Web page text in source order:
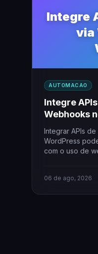
Integre
via
AUTOMACAO
Integre
Webhooks
Integrar APIs
WordPress
com o uso de
06 de ago, 2026